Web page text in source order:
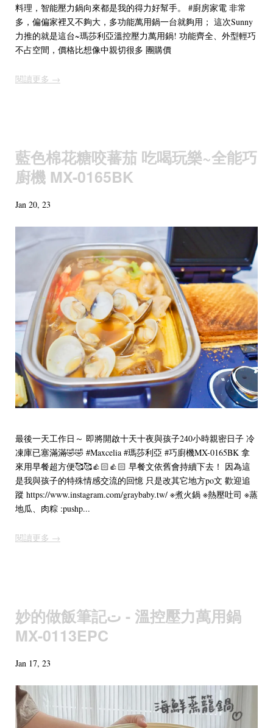
料理，智能壓力鍋向來都是我的得力好幫手。 #廚房家電 非常
多，偏偏家裡又不夠大，多功能萬用鍋一台就夠用； 這次Sunny
力推的就是這台~瑪莎利亞溫控壓力萬用鍋! 功能齊全、外型輕巧
不占空間，價格比想像中親切很多 團購價
閱讀更多 →
藍色棉花糖咬蕃茄 吃喝玩樂~全能巧
廚機 MX-0165BK
Jan 20, 23
最後一天工作日～ 即將開啟十天十夜與孩子240小時親密日子 冷
凍庫已塞滿滿🤣🤣 #Maxcelia #瑪莎利亞 #巧廚機MX-0165BK 拿
來用早餐超方便🥰🥰👍🏻👍🏻 早餐文依舊會持續下去！ 因為這
是我與孩子的特殊情感交流的回憶 只是改其它地方po文 歡迎追
蹤 https://www.instagram.com/graybaby.tw/ ※煮火鍋 ※熱壓吐司 ※蒸
地瓜、肉粽 :pushp...
閱讀更多 →
妙的做飯筆記ت - 溫控壓力萬用鍋
MX-0113EPC
Jan 17, 23